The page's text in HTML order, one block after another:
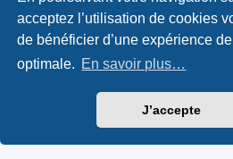
acceptez l’utilisation de cookies
de bénéficier d’une expérience
optimale. En savoir plus…
J’accepte